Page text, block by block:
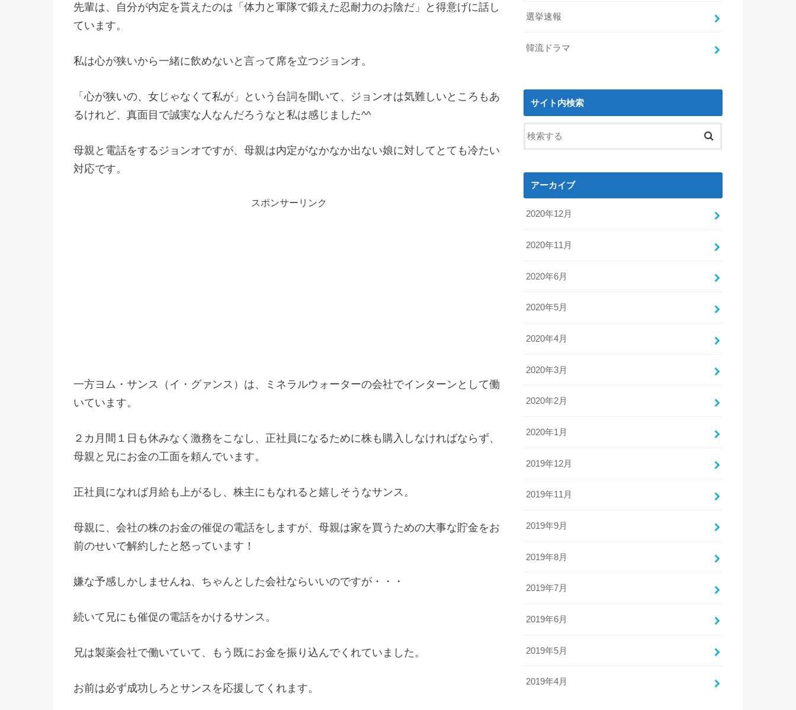
先輩は、自分が内定を貰えたのは「体力と軍隊で鍛えた忍耐力のお陰だ」と得意げに話し
ています。
私は心が狭いから一緒に飲めないと言って席を立つジョンオ。
「心が狭いの、女じゃなくて私が」という台詞を聞いて、ジョンオは気難しいところもあ
るけれど、真面目で誠実な人なんだろうなと私は感じました^^
母親と電話をするジョンオですが、母親は内定がなかなか出ない娘に対してとても冷たい
対応です。
スポンサーリンク
一方ヨム・サンス（イ・グァンス）は、ミネラルウォーターの会社でインターンとして働
いています。
２カ月間１日も休みなく激務をこなし、正社員になるために株も購入しなければならず、
母親と兄にお金の工面を頼んでいます。
正社員になれば月給も上がるし、株主にもなれると嬉しそうなサンス。
母親に、会社の株のお金の催促の電話をしますが、母親は家を買うための大事な貯金をお
前のせいで解約したと怒っています！
嫌な予感しかしませんね、ちゃんとした会社ならいいのですが・・・
続いて兄にも催促の電話をかけるサンス。
兄は製薬会社で働いていて、もう既にお金を振り込んでくれていました。
お前は必ず成功しろとサンスを応援してくれます。
選挙速報
韓流ドラマ
サイト内検索
アーカイブ
2020年12月
2020年11月
2020年6月
2020年5月
2020年4月
2020年3月
2020年2月
2020年1月
2019年12月
2019年11月
2019年9月
2019年8月
2019年7月
2019年6月
2019年5月
2019年4月